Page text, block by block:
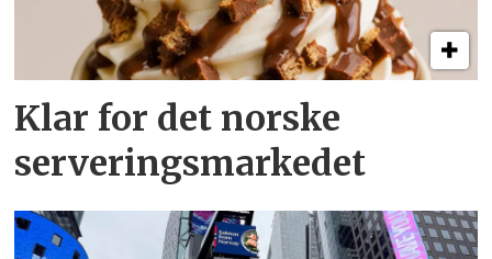
Klar for det norske
serveringsmarkedet